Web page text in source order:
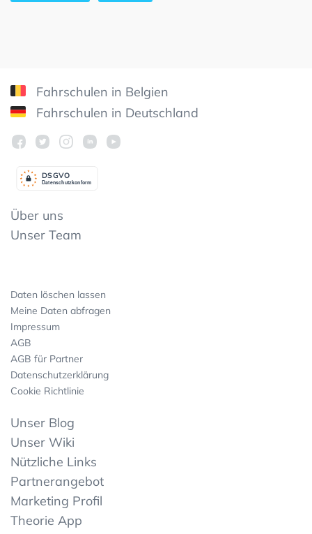
Fahrschulen in Belgien
Fahrschulen in Deutschland
Datenschutzkonform
DSGVO
Über uns
Unser Team
Daten löschen lassen
Meine Daten abfragen
Impressum
AGB
AGB für Partner
Datenschutzerklärung
Cookie Richtlinie
Unser Blog
Unser Wiki
Nützliche Links
Partnerangebot
Marketing Profil
Theorie App